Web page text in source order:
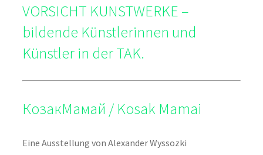
VORSICHT KUNSTWERKE –
bildende Künstlerinnen und
Künstler in der TAK.
КозакМамай / Kosak Mamai
Eine Ausstellung von Alexander Wyssozki